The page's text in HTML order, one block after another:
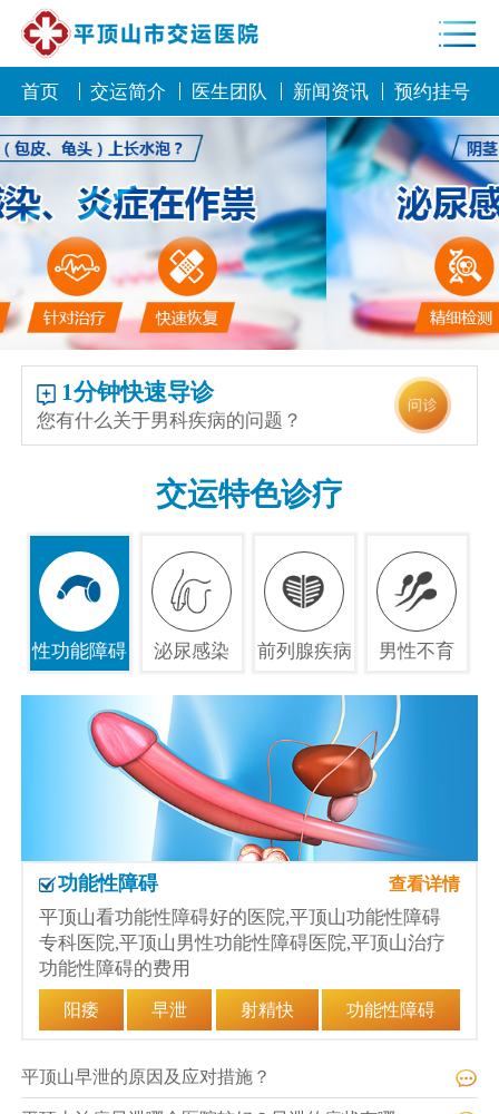
首页 交运简介 医生团队 新闻资讯 预约挂号
1分钟快速导诊
您有什么关于男科疾病的问题？
交运特色诊疗
性功能障碍 泌尿感染 前列腺疾病 男性不育
功能性障碍 查看详情
平顶山看功能性障碍好的医院,平顶山功能性障碍
专科医院,平顶山男性功能性障碍医院,平顶山治疗
功能性障碍的费用
阳痿 早泄 射精快 功能性障碍
平顶山早泄的原因及应对措施？